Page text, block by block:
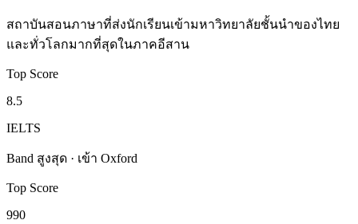
สถาบันสอนภาษาที่ส่งนักเรียนเข้ามหาวิทยาลัยชั้นนำของไทย
และทั่วโลกมากที่สุดในภาคอีสาน
Top Score
8.5
IELTS
Band สูงสุด · เข้า Oxford
Top Score
990